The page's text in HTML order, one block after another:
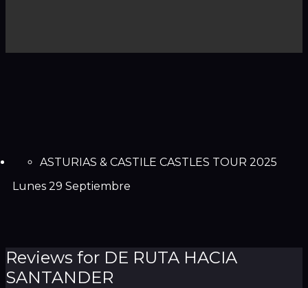
ASTURIAS & CASTILE CASTLES TOUR 2025
Lunes 29 Septiembre
Reviews for DE RUTA HACIA
SANTANDER